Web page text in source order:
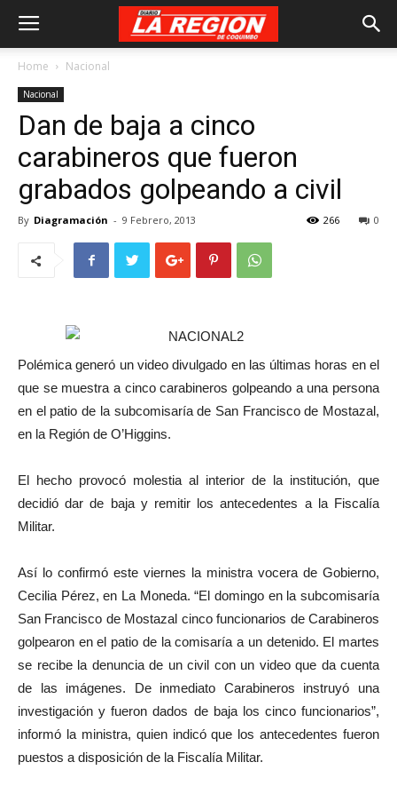
Home Nacional
Nacional
Dan de baja a cinco
carabineros que fueron
grabados golpeando a civil
By Diagramación - 9 Febrero, 2013 0
266
Polémica generó un video divulgado en las últimas horas en el
que se muestra a cinco carabineros golpeando a una persona
en el patio de la subcomisaría de San Francisco de Mostazal,
en la Región de O’Higgins.
El hecho provocó molestia al interior de la institución, que
decidió dar de baja y remitir los antecedentes a la Fiscalía
Militar.
Así lo confirmó este viernes la ministra vocera de Gobierno,
Cecilia Pérez, en La Moneda. “El domingo en la subcomisaría
San Francisco de Mostazal cinco funcionarios de Carabineros
golpearon en el patio de la comisaría a un detenido. El martes
se recibe la denuncia de un civil con un video que da cuenta
de las imágenes. De inmediato Carabineros instruyó una
investigación y fueron dados de baja los cinco funcionarios”,
informó la ministra, quien indicó que los antecedentes fueron
puestos a disposición de la Fiscalía Militar.